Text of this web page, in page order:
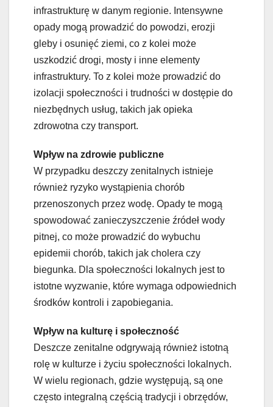
infrastrukturę w danym regionie. Intensywne
opady mogą prowadzić do powodzi, erozji
gleby i osunięć ziemi, co z kolei może
uszkodzić drogi, mosty i inne elementy
infrastruktury. To z kolei może prowadzić do
izolacji społeczności i trudności w dostępie do
niezbędnych usług, takich jak opieka
zdrowotna czy transport.
Wpływ na zdrowie publiczne
W przypadku deszczy zenitalnych istnieje
również ryzyko wystąpienia chorób
przenoszonych przez wodę. Opady te mogą
spowodować zanieczyszczenie źródeł wody
pitnej, co może prowadzić do wybuchu
epidemii chorób, takich jak cholera czy
biegunka. Dla społeczności lokalnych jest to
istotne wyzwanie, które wymaga odpowiednich
środków kontroli i zapobiegania.
Wpływ na kulturę i społeczność
Deszcze zenitalne odgrywają również istotną
rolę w kulturze i życiu społeczności lokalnych.
W wielu regionach, gdzie występują, są one
często integralną częścią tradycji i obrzędów,